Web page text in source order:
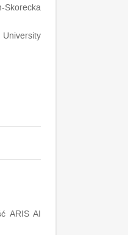
Skorecka
University
ARIS AI